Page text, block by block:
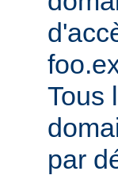
Tous
par